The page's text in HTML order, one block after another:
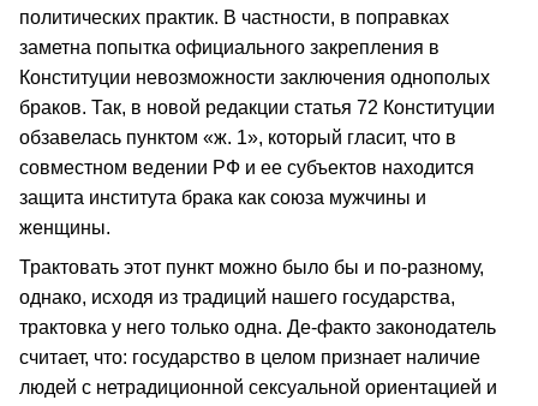
политических практик. В частности, в поправках
заметна попытка официального закрепления в
Конституции невозможности заключения однополых
браков. Так, в новой редакции статья 72 Конституции
обзавелась пунктом «ж. 1», который гласит, что в
совместном ведении РФ и ее субъектов находится
защита института брака как союза мужчины и
женщины.
Трактовать этот пункт можно было бы и по-разному,
однако, исходя из традиций нашего государства,
трактовка у него только одна. Де-факто законодатель
считает, что: государство в целом признает наличие
людей с нетрадиционной сексуальной ориентацией и